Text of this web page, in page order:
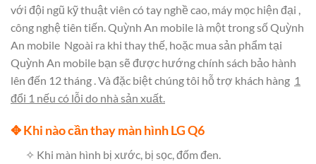
với đội ngũ kỹ thuật viên có tay nghề cao, máy mọc hiện đại ,
công nghệ tiên tiến. Quỳnh An mobile là một trong sốQuỳnh
An mobile Ngoài ra khi thay thế, hoặc mua sản phẩm tại
Quỳnh An mobile bạn sẽ được hướng chính sách bảo hành
lên đến 12 tháng . Và đặc biệt chúng tôi hỗ trợ khách hàng 1
đổi 1 nếu có lỗi do nhà sản xuất.
✥Khi nào cần thay màn hình LG Q6
✧ Khi màn hình bị xước, bị sọc, đốm đen.